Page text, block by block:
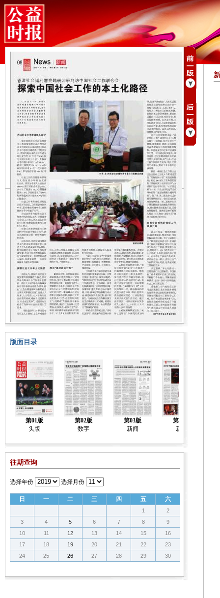
版面目录
第01版
头版
第02版
数字
第03版
新闻
第04版
新闻
往期查询
选择年份 选择月份
日 一 二 三 四 五 六
1
2
3
4 5 6 7 8
9
10
11 12 13 14 15
16
17
18 19 20 21 22
23
24
25 26 27 28 29 30